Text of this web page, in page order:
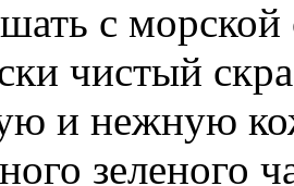
с
чистый
и нежную
зеленого